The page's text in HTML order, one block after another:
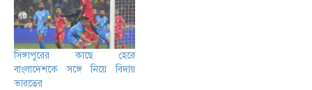
সিঙ্গাপুরের কাছে হেরে
বাংলাদেশকে সঙ্গে নিয়ে বিদায়
ভারতের